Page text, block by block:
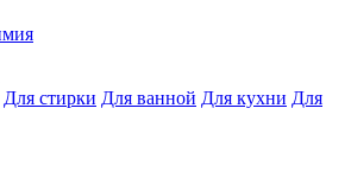
Для стирки Для ванной Для кухни Для